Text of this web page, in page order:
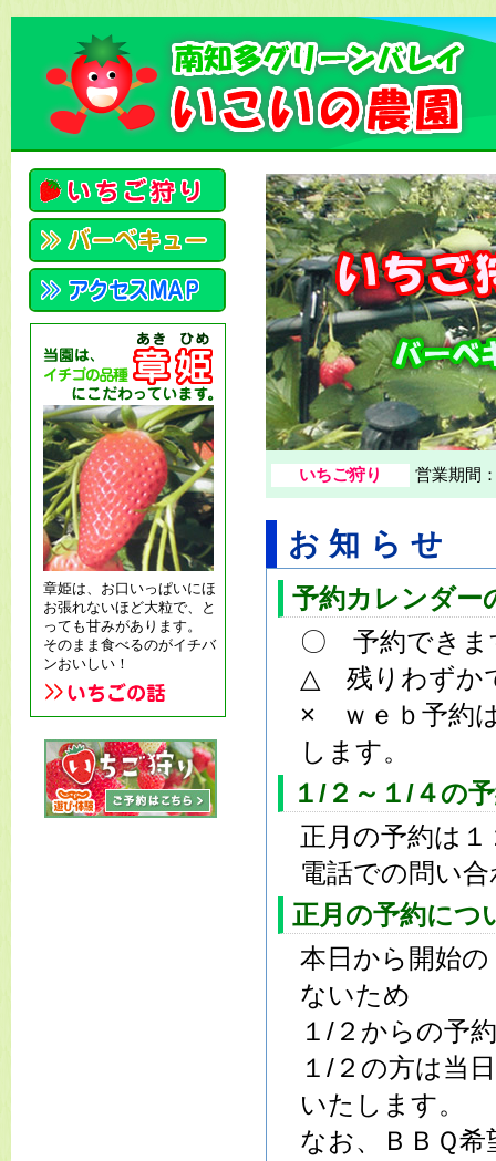
章姫は、お口いっぱいにほ
お張れないほど大粒で、と
っても甘みがあります。
そのまま食べるのがイチバ
ンおいしい！
いちご狩り 営業期間
お知らせ
予約カレンダー
〇 予約できま
△ 残りわずか
× ｗｅｂ予約
します。
１/２～１/４の
正月の予約は
電話での問い
正月の予約につ
本日から開始
ないため
１/２からの予
１/２の方は当
いたします。
なお、ＢＢＱ